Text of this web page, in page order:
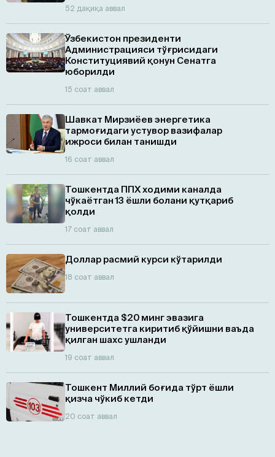
52 дақиқа аввал
Ўзбекистон президенти
Администрацияси тўғрисидаги
Конституциявий қонун Сенатга
юборилди
15 соат аввал
Шавкат Мирзиёев энергетика
тармоғидаги устувор вазифалар
ижроси билан танишди
16 соат аввал
Тошкентда ППХ ходими каналда
чўкаётган 13 ёшли болани қутқариб
қолди
17 соат аввал
Доллар расмий курси кўтарилди
18 соат аввал
Тошкентда $20 минг эвазига
университетга киритиб қўйишни ваъда
қилган шахс ушланди
19 соат аввал
Тошкент Миллий боғида тўрт ёшли
қизча чўкиб кетди
20 соат аввал